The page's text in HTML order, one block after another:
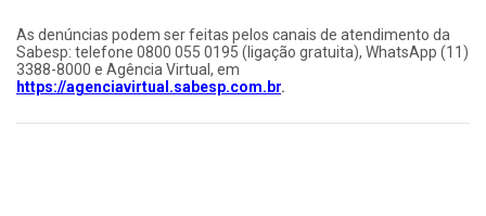
As denúncias podem ser feitas pelos canais de atendimento da
Sabesp: telefone 0800 055 0195 (ligação gratuita), WhatsApp (11)
3388-8000 e Agência Virtual, em
https://agenciavirtual.sabesp.com.br.